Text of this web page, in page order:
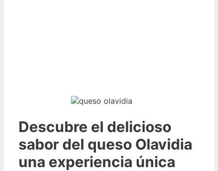
Descubre el delicioso
sabor del queso Olavidia
una experiencia única